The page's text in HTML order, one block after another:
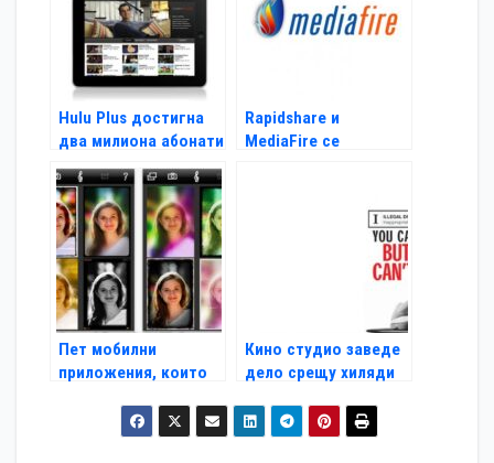
Hulu Plus достигна
два милиона абонати
Rapidshare и
MediaFire се
Пет мобилни
приложения, които
Кино студио заведе
дело срещу хиляди